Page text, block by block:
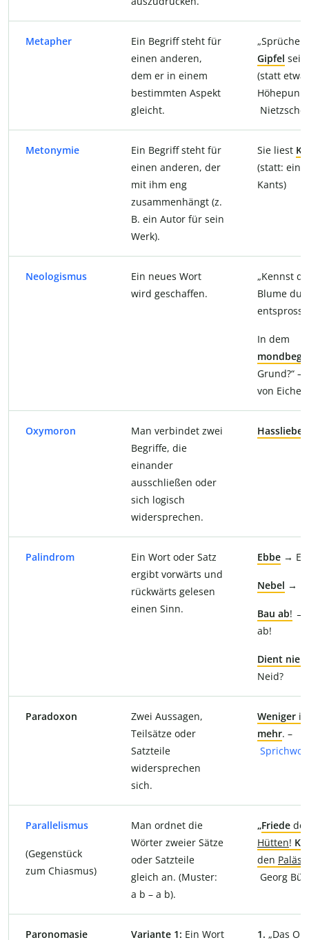
Metapher
Ein Begriff steht für
einen anderen,
dem er in einem
bestimmten Aspekt
gleicht.
„Sprüche
Gipfel
(statt etwa:
Nietzsche
Metonymie
Ein Begriff steht für
einen anderen, der
mit ihm eng
zusammenhängt (z.
B. ein Autor für sein
Werk).
Sie liest
(statt: ein
Kants)
Neologismus
Ein neues Wort
wird geschaffen.
„Kennst
Blume du,
In dem
Grund?“ –
von
Oxymoron
Man verbindet zwei
Begriffe, die
einander
ausschließen oder
sich logisch
widersprechen.
Hassliebe
Palindrom
Ein Wort oder Satz
ergibt vorwärts und
rückwärts gelesen
einen Sinn.
Ebbe →
Nebel →
Bau ab! →
ab!
Dient nie
Neid?
Paradoxon
Zwei Aussagen,
Teilsätze oder
Satzteile
widersprechen
sich.
Weniger ist
mehr. –
Parallelismus
(Gegenstück
zum Chiasmus)
Man ordnet die
Wörter zweier Sätze
oder Satzteile
gleich an. (Muster:
a b – a b).
„Friede
Hütten!
den
Georg
Paronomasie Variante 1: Ein Wort 1. „Das